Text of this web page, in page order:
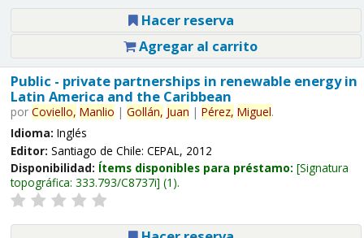
Hacer reserva
Agregar al carrito
Public - private partnerships in renewable energy in
Latin America and the Caribbean
por Coviello, Manlio | Gollán, Juan | Pérez, Miguel.
Idioma: Inglés
Editor: Santiago de Chile: CEPAL, 2012
Disponibilidad: Ítems disponibles para préstamo: Signatura
topográfica: 333.793/C8737i (1).